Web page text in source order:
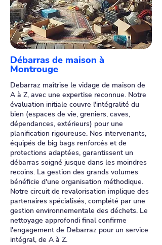
Débarras de maison à
Montrouge
Debarraz maîtrise le vidage de maison de
A à Z, avec une expertise reconnue. Notre
évaluation initiale couvre l'intégralité du
bien (espaces de vie, greniers, caves,
dépendances, extérieurs) pour une
planification rigoureuse. Nos intervenants,
équipés de big bags renforcés et de
protections adaptées, garantissent un
débarras soigné jusque dans les moindres
recoins. La gestion des grands volumes
bénéficie d'une organisation méthodique.
Notre circuit de revalorisation implique des
partenaires spécialisés, complété par une
gestion environnementale des déchets. Le
nettoyage approfondi final confirme
l'engagement de Debarraz pour un service
intégral, de A à Z.